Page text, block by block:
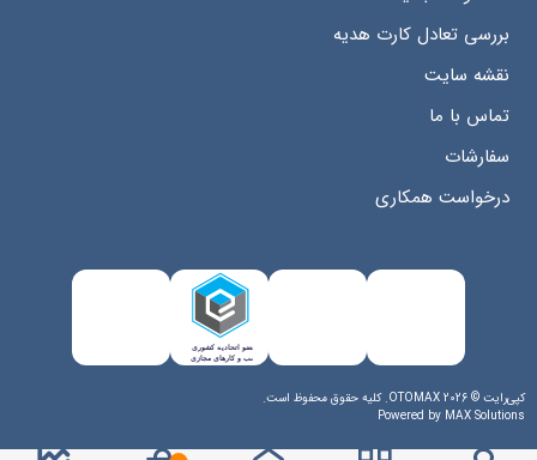
بررسی تعادل کارت هدیه
نقشه سایت
تماس با ما
سفارشات
درخواست همکاری
کپی‌رایت © 2026 OTOMAX. کلیه حقوق محفوظ است.
Powered by MAX Solutions